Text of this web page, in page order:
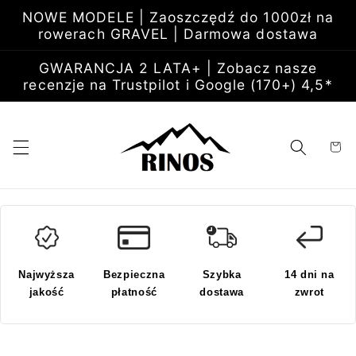
do
treści
NOWE MODELE | Zaoszczędź do 1000zł na
rowerach GRAVEL | Darmowa dostawa
GWARANCJA 2 LATA+ | Zobacz nasze
recenzje na Trustpilot i Google (170+) 4,5*
Koszyk
Najwyższa
jakość
Bezpieczna
płatność
Szybka
dostawa
14 dni na
zwrot